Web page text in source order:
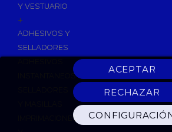
Y VESTUARIO
+
ADHESIVOS Y
SELLADORES
INSTANTANEOS
IMPRIMACIONES